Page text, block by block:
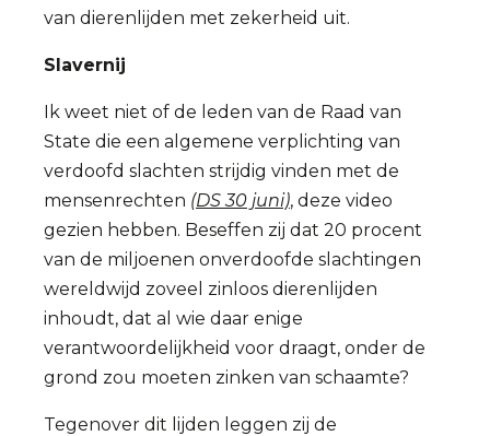
van dierenlijden met zekerheid uit.
Slavernij
Ik weet niet of de leden van de Raad van
State die een algemene verplichting van
verdoofd slachten strijdig vinden met de
mensenrechten (DS 30 juni), deze video
gezien hebben. Beseffen zij dat 20 procent
van de miljoenen onverdoofde slachtingen
wereldwijd zoveel zinloos dierenlijden
inhoudt, dat al wie daar enige
verantwoordelijkheid voor draagt, onder de
grond zou moeten zinken van schaamte?
Tegenover dit lijden leggen zij de